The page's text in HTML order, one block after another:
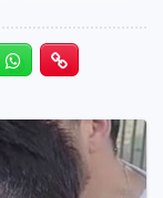
Whatsapp